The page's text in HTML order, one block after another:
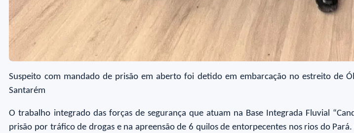
Suspeito com mandado de prisão em aberto foi detido em embarcação no estreito de
Santarém
O trabalho integrado das forças de segurança que atuam na Base Integrada Fluvial
prisão por tráfico de drogas e na apreensão de 6 quilos de entorpecentes nos rios do